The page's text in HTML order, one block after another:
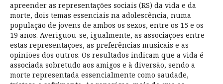
apreender as representações sociais (RS) da vida e da
morte, dois temas essenciais na adolescência, numa
população de jovens de ambos os sexos, entre os 15 e os
19 anos. Averiguou-se, igualmente, as associações entre
estas representações, as preferências musicais e as
opiniões dos outros. Os resultados indicam que a vida é
associada sobretudo aos amigos e à diversão, sendo a
morte representada essencialmente como saudade,